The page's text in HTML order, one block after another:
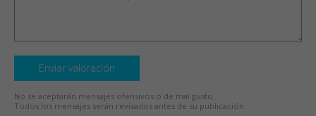
Enviar valoración
No se aceptarán mensajes ofensivos o de mal gusto.
Todos los mensajes serán revisados antes de su publicación.